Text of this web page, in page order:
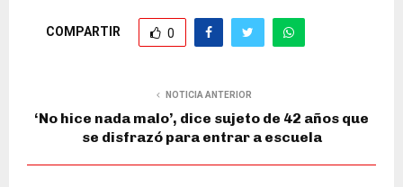
COMPARTIR 0
NOTICIA ANTERIOR
‘No hice nada malo’, dice sujeto de 42 años que
se disfrazó para entrar a escuela